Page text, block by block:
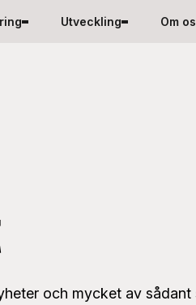
Utveckling Om
och mycket av sådant